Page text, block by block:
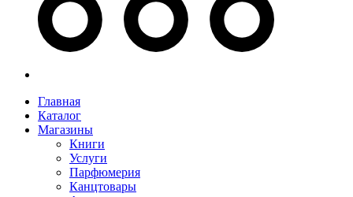
Главная
Каталог
Магазины
Книги
Услуги
Парфюмерия
Канцтовары